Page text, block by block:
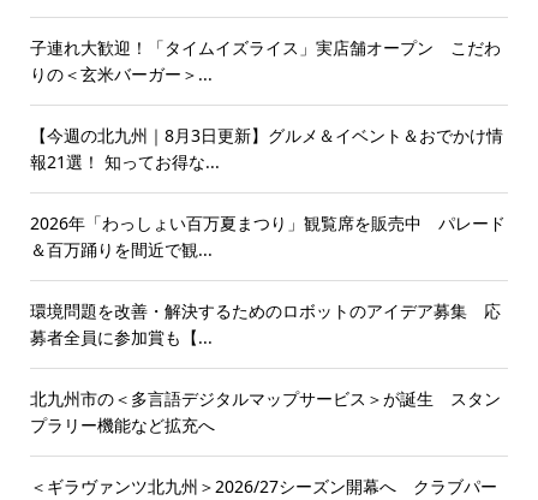
子連れ大歓迎！「タイムイズライス」実店舗オープン こだわ
りの＜玄米バーガー＞...
【今週の北九州｜8月3日更新】グルメ＆イベント＆おでかけ情
報21選！ 知ってお得な...
2026年「わっしょい百万夏まつり」観覧席を販売中 パレード
＆百万踊りを間近で観...
環境問題を改善・解決するためのロボットのアイデア募集 応
募者全員に参加賞も【...
北九州市の＜多言語デジタルマップサービス＞が誕生 スタン
プラリー機能など拡充へ
＜ギラヴァンツ北九州＞2026/27シーズン開幕へ クラブパー